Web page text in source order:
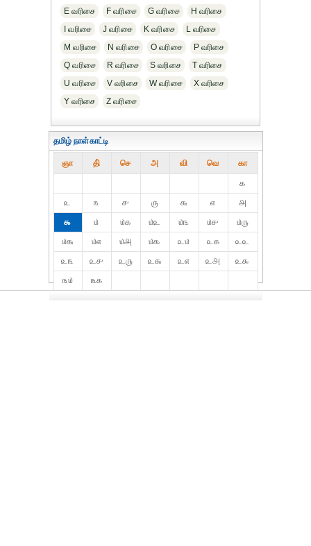
E வரிசை F வரிசை G வரிசை
H வரிசை
I வரிசை
J வரிசை K வரிசை
L வரிசை
M வரிசை
N வரிசை O வரிசை
P வரிசை
Q வரிசை
R வரிசை S வரிசை
T வரிசை
U வரிசை
V வரிசை W வரிசை
X வரிசை
Y வரிசை
Z வரிசை
தமிழ் நாள்காட்டி
ஞா தி் செ அ வி வெ கா
௧
௨
௩ ௪ ௫ ௬ ௭
௮
௯
௰ ௰௧ ௰௨ ௰௩ ௰௪
௰௫
௰௬
௰௭ ௰௮ ௰௯ ௨௰ ௨௧
௨௨
௨௩
௨௪ ௨௫ ௨௬ ௨௭ ௨௮
௨௯
௩௰
௩௧